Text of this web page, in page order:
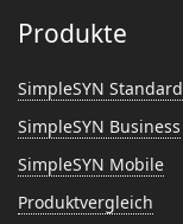
Produkte
SimpleSYN Standard
SimpleSYN Business
SimpleSYN Mobile
Produktvergleich